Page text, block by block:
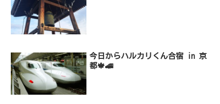
今日からハルカリくん合宿 in 京
都🍁🚄